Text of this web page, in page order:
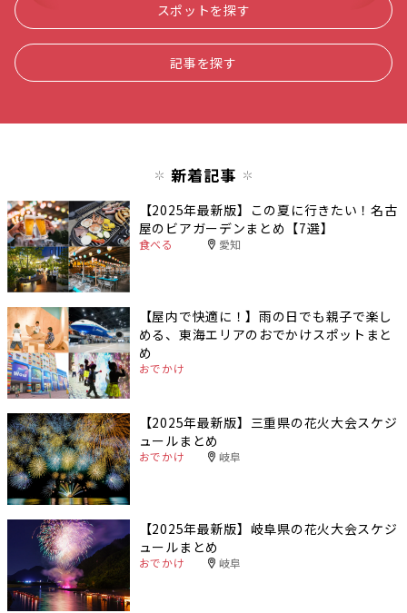
スポットを探す
記事を探す
新着記事
【2025年最新版】この夏に行きたい！名古
屋のビアガーデンまとめ【7選】
食べる 愛知
【屋内で快適に！】雨の日でも親子で楽し
める、東海エリアのおでかけスポットまと
め
おでかけ
【2025年最新版】三重県の花火大会スケジ
ュールまとめ
おでかけ 岐阜
【2025年最新版】岐阜県の花火大会スケジ
ュールまとめ
おでかけ 岐阜